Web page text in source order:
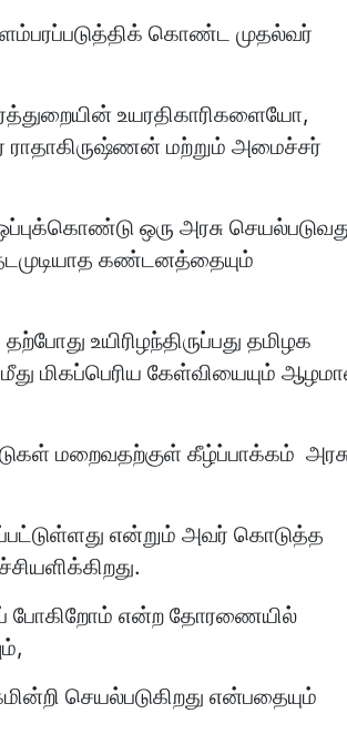
கொண்ட முதல்வர்
உயரதிகாரிகளையோ,
ராதாகிருஷ்ணன் மற்றும் அமைச்சர்
ஒரு அரசு
கண்டனத்தையும்
உயிரிழந்திருப்பது தமிழக
மிகப்பெரிய கேள்வியையும்
மறைவதற்குள் கீழ்ப்பாக்கம்
என்றும் அவர் கொடுத்த
போகிறோம் என்ற தோரணையில்
செயல்படுகிறது என்பதையும்